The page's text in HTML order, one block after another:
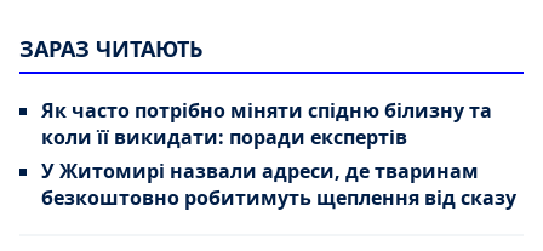
ЗАРАЗ ЧИТАЮТЬ
Як часто потрібно міняти спідню білизну та
коли її викидати: поради експертів
У Житомирі назвали адреси, де тваринам
безкоштовно робитимуть щеплення від сказу